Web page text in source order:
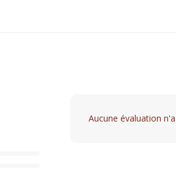
Aucune évaluation